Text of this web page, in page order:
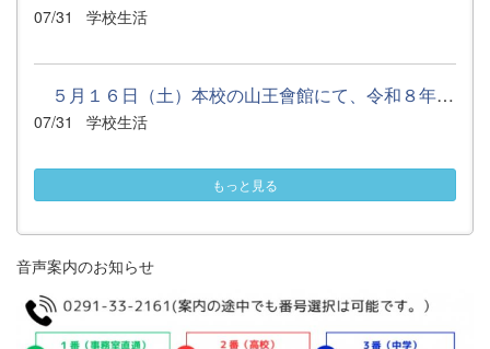
07/31 学校生活
５月１６日（土）本校の山王會館にて、令和８年度県立高等学校...
07/31 学校生活
もっと見る
音声案内のお知らせ